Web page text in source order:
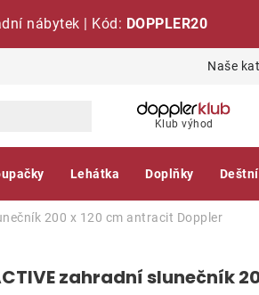
nábytek | Kód: DOPPLER20
Naše
Klub výhod
Lehátka Doplňky
200 x 120 cm antracit Doppler
zahradní slunečník